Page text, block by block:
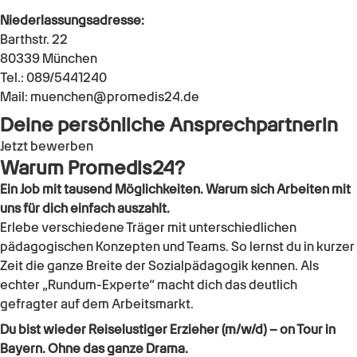
Niederlassungsadresse:
Barthstr. 22
80339 München
Tel.: 089/5441240
Mail: muenchen@promedis24.de
Deine persönliche Ansprechpartnerin
Jetzt bewerben
Warum Promedis24?
Ein Job mit tausend Möglichkeiten. Warum sich Arbeiten mit
uns für dich einfach auszahlt.
Erlebe verschiedene Träger mit unterschiedlichen
pädagogischen Konzepten und Teams. So lernst du in kurzer
Zeit die ganze Breite der Sozialpädagogik kennen. Als
echter „Rundum-Experte“ macht dich das deutlich
gefragter auf dem Arbeitsmarkt.
Du bist wieder Reiselustiger Erzieher (m/w/d) – on Tour in
Bayern. Ohne das ganze Drama.